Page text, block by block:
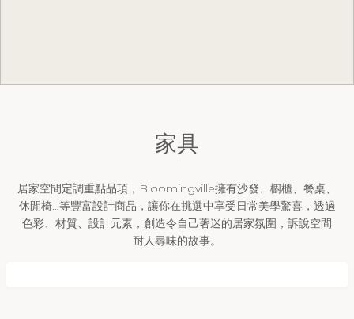
家具
居家空間定調重點品項，Bloomingville擁有沙發、櫥櫃、餐桌、
休閒椅…等豐富設計商品，讓你在挑選中享受日常美學驚喜，透過
色彩、材質、設計元素，創造令自己著迷的居家氛圍，訴說空間
耐人尋味的故事。